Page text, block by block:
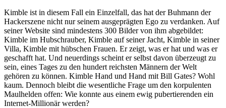
Kimble ist in diesem Fall ein Einzelfall, das hat der Buhmann der
Hackerszene nicht nur seinem ausgeprägten Ego zu verdanken. Auf
seiner Website sind mindestens 300 Bilder von ihm abgebildet:
Kimble im Hubschrauber, Kimble auf seiner Jacht, Kimble in seiner
Villa, Kimble mit hübschen Frauen. Er zeigt, was er hat und was er
geschafft hat. Und neuerdings scheint er selbst davon überzeugt zu
sein, eines Tages zu den hundert reichsten Männern der Welt
gehören zu können. Kimble Hand und Hand mit Bill Gates? Wohl
kaum. Dennoch bleibt die wesentliche Frage um den korpulenten
Maulhelden offen: Wie konnte aus einem ewig pubertierenden ein
Internet-Millionär werden?